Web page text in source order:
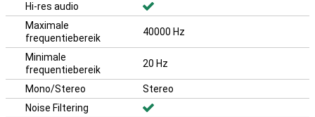
Hi-res audio
Maximale
frequentiebereik
40000 Hz
Minimale
frequentiebereik
20 Hz
Mono/Stereo
Stereo
Noise Filtering